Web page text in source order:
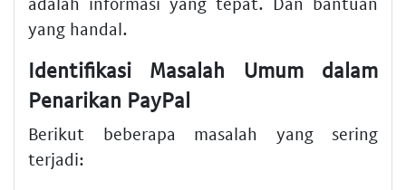
yang handal.
Identifikasi Masalah Umum dalam
Penarikan PayPal
Berikut beberapa masalah yang sering
terjadi: